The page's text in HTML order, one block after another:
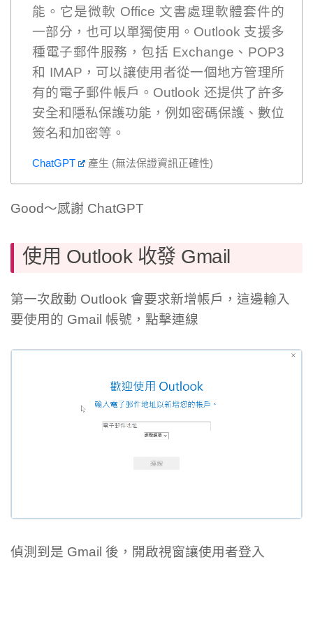
能。它是微軟 Office 文書處理軟體套件的
一部分，也可以單獨使用。Outlook 支援多
種電子郵件服務，包括 Exchange、POP3
和 IMAP，可以讓使用者從一個地方管理所
有的電子郵件帳戶。Outlook 还提供了許多
安全和隱私保護功能，例如密碼保護、數位
簽名和加密等。
ChatGPT 產生 (無法保證資訊正確性)
Good～感謝 ChatGPT
使用 Outlook 收發 Gmail
第一次啟動 Outlook 會要求新增帳戶，這邊輸入
要使用的 Gmail 帳號，點擊連線
偵測到是 Gmail 後，開啟視窗讓使用者登入